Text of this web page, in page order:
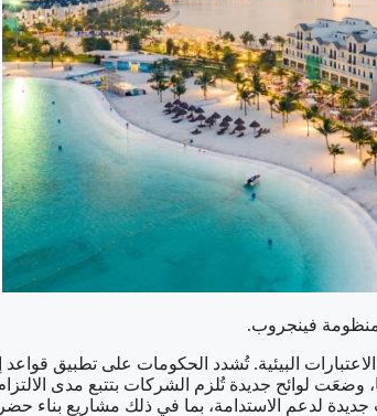
البيئية. تُشدد الحكومات على تطبيق
وضعَت لوائح جديدة تُلزم الشركات بتتبع مدى
لدعم الاستدامة، بما في ذلك مشاريع بناء